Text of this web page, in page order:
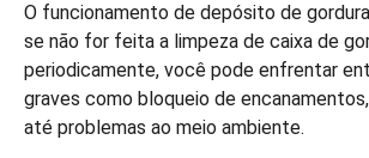
O funcionamento de depósito de
se não for feita a limpeza de caixa de
periodicamente, você pode enfrentar
graves como bloqueio de
até problemas ao meio ambiente.